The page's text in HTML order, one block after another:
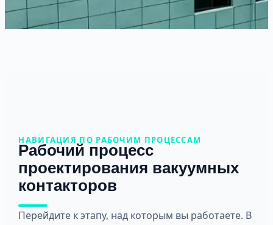
НАВИГАЦИЯ ПО РАБОЧИМ ПРОЦЕССАМ
Рабочий процесс
проектирования вакуумных
контакторов
Перейдите к этапу, над которым вы работаете. В